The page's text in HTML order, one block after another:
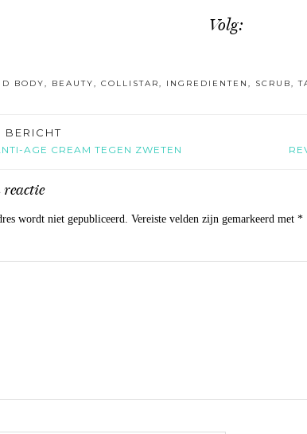
Volg:
BODY BEAUTY COLLISTAR INGREDIENTEN SCRUB ,
BERICHT
AGE CREAM TEGEN ZWETEN
reactie
wordt niet gepubliceerd. Vereiste velden zijn gemarkeerd met *